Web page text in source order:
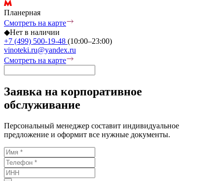
Планерная
Смотреть на карте
◆Нет в наличии
+7 (499) 500-19-48 (10:00–23:00)
vinoteki.ru@yandex.ru
Смотреть на карте
Заявка на корпоративное
обслуживание
Персональный менеджер составит индивидуальное
предложение и оформит все нужные документы.